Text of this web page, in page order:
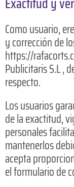
Como usuario,
y corrección de
https://
Publicitaris S.L ,
respecto.
Los usuarios
de la exactitud,
personales
mantenerlos
acepta
el formulario de